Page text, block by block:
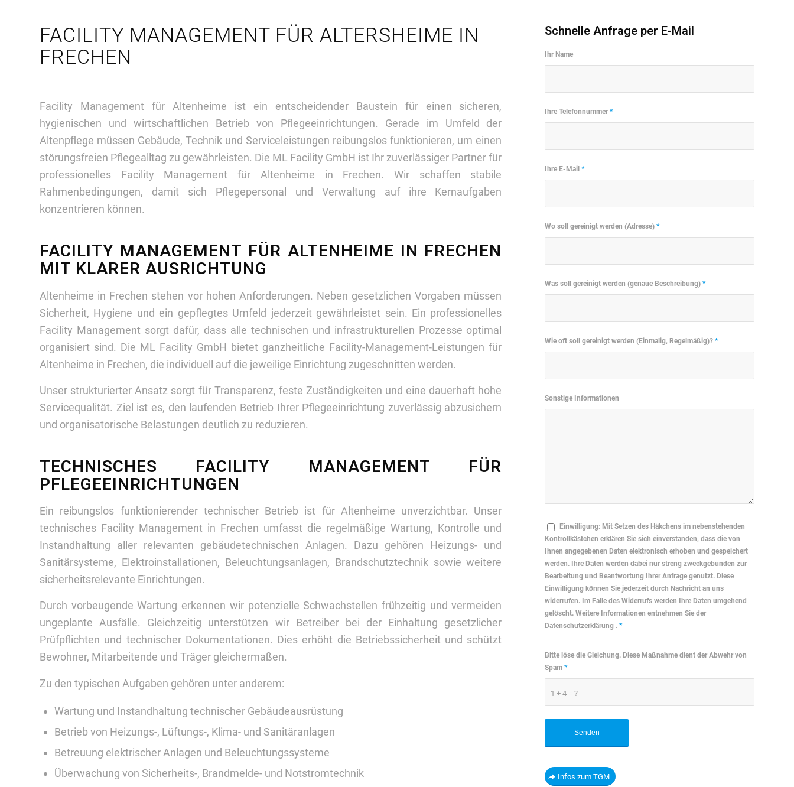
FACILITY MANAGEMENT FÜR ALTERSHEIME IN
FRECHEN
Facility Management für Altenheime ist ein entscheidender Baustein für einen sicheren,
hygienischen und wirtschaftlichen Betrieb von Pflegeeinrichtungen. Gerade im Umfeld der
Altenpflege müssen Gebäude, Technik und Serviceleistungen reibungslos funktionieren, um einen
störungsfreien Pflegealltag zu gewährleisten. Die ML Facility GmbH ist Ihr zuverlässiger Partner für
professionelles Facility Management für Altenheime in Frechen. Wir schaffen stabile
Rahmenbedingungen, damit sich Pflegepersonal und Verwaltung auf ihre Kernaufgaben
konzentrieren können.
FACILITY MANAGEMENT FÜR ALTENHEIME IN FRECHEN
MIT KLARER AUSRICHTUNG
Altenheime in Frechen stehen vor hohen Anforderungen. Neben gesetzlichen Vorgaben müssen
Sicherheit, Hygiene und ein gepflegtes Umfeld jederzeit gewährleistet sein. Ein professionelles
Facility Management sorgt dafür, dass alle technischen und infrastrukturellen Prozesse optimal
organisiert sind. Die ML Facility GmbH bietet ganzheitliche Facility-Management-Leistungen für
Altenheime in Frechen, die individuell auf die jeweilige Einrichtung zugeschnitten werden.
Unser strukturierter Ansatz sorgt für Transparenz, feste Zuständigkeiten und eine dauerhaft hohe
Servicequalität. Ziel ist es, den laufenden Betrieb Ihrer Pflegeeinrichtung zuverlässig abzusichern
und organisatorische Belastungen deutlich zu reduzieren.
TECHNISCHES FACILITY MANAGEMENT FÜR
PFLEGEEINRICHTUNGEN
Ein reibungslos funktionierender technischer Betrieb ist für Altenheime unverzichtbar. Unser
technisches Facility Management in Frechen umfasst die regelmäßige Wartung, Kontrolle und
Instandhaltung aller relevanten gebäudetechnischen Anlagen. Dazu gehören Heizungs- und
Sanitärsysteme, Elektroinstallationen, Beleuchtungsanlagen, Brandschutztechnik sowie weitere
sicherheitsrelevante Einrichtungen.
Durch vorbeugende Wartung erkennen wir potenzielle Schwachstellen frühzeitig und vermeiden
ungeplante Ausfälle. Gleichzeitig unterstützen wir Betreiber bei der Einhaltung gesetzlicher
Prüfpflichten und technischer Dokumentationen. Dies erhöht die Betriebssicherheit und schützt
Bewohner, Mitarbeitende und Träger gleichermaßen.
Zu den typischen Aufgaben gehören unter anderem:
Wartung und Instandhaltung technischer Gebäudeausrüstung
Betrieb von Heizungs-, Lüftungs-, Klima- und Sanitäranlagen
Betreuung elektrischer Anlagen und Beleuchtungssysteme
Überwachung von Sicherheits-, Brandmelde- und Notstromtechnik
Schnelle Anfrage per E-Mail
Ihr Name
Ihre Telefonnummer*
Ihre E-Mail*
Wo soll gereinigt werden (Adresse)*
Was soll gereinigt werden (genaue Beschreibung)*
Wie oft soll gereinigt werden (Einmalig, Regelmäßig)?*
Sonstige Informationen
Einwilligung: Mit Setzen des Häkchens im nebenstehenden
Kontrollkästchen erklären Sie sich einverstanden, dass die von
Ihnen angegebenen Daten elektronisch erhoben und gespeichert
werden. Ihre Daten werden dabei nur streng zweckgebunden zur
Bearbeitung und Beantwortung Ihrer Anfrage genutzt. Diese
Einwilligung können Sie jederzeit durch Nachricht an uns
widerrufen. Im Falle des Widerrufs werden Ihre Daten umgehend
gelöscht. Weitere Informationen entnehmen Sie der
Datenschutzerklärung .*
1 + 4 = ?
Bitte löse die Gleichung. Diese Maßnahme dient der Abwehr von
Spam*
Infos zum TGM